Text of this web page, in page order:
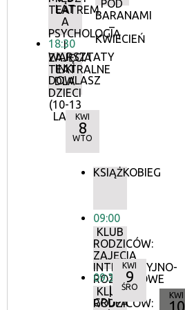
LAT
TEATREM
A
PSYCHOLOGIĄ
I
WARSZTATY
INKI
DOWLASZ
18:30
ZAJĘCIA
TEATRALNE
DLA
DZIECI
(10-13
LAT)
POD
BARANAMI
–
KWIECIEŃ
KWI
8
WTO
KSIĄŻKOBIEG
09:00
KLUB
RODZICÓW:
ZAJĘCIA
INTEGRACYJNO-
ROZWOJOWE
|
GRUPA
09:30
KLUB
RODZICÓW:
KWI
9
ŚRO
KWI
10